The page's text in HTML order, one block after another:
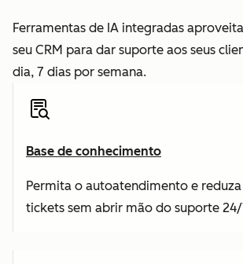
Ferramentas de IA integradas
seu CRM para dar suporte aos seus
dia, 7 dias por semana.
Base de conhecimento
Permita o autoatendimento e
tickets sem abrir mão do suporte